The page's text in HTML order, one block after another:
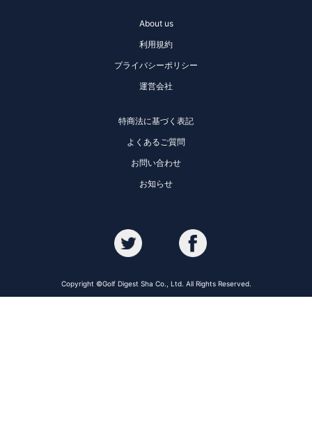
About us
利用規約
プライバシーポリシー
運営会社
特商法に基づく表記
よくあるご質問
お問い合わせ
お知らせ
Copyright ©Golf Digest Sha Co., Ltd. All Rights Reserved.